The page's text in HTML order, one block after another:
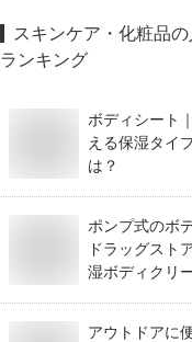
スキンケア・化粧品の
ランキング
ボディシート
える保湿タイ
は？
ポンプ式のボ
ドラッグスト
湿ボディクリ
アウトドアに